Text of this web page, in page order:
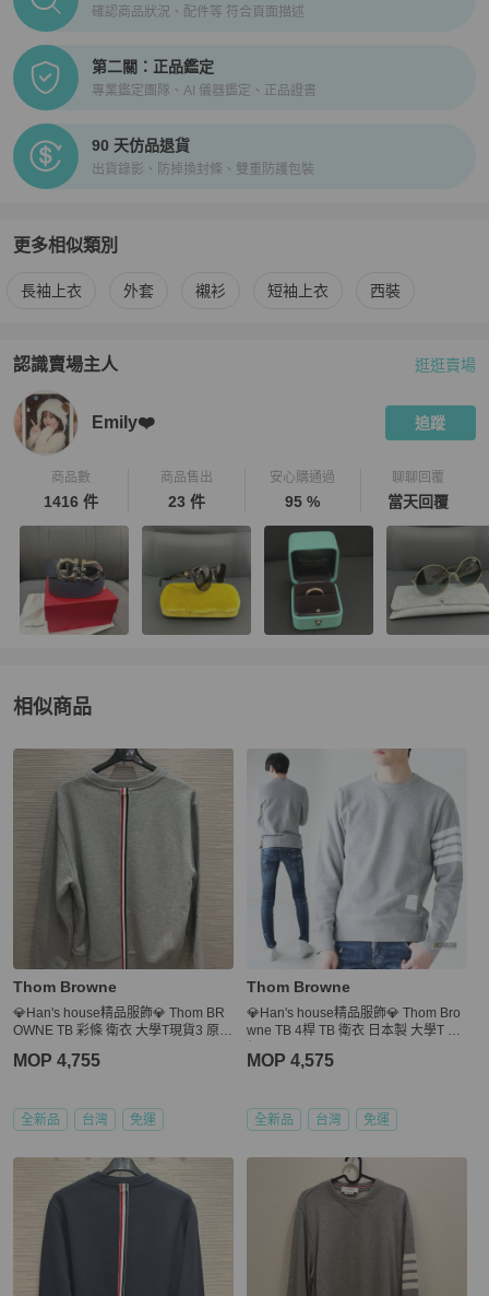
確認商品狀況、配件等 符合頁面描述
第二關：正品鑑定
專業鑑定團隊、AI 儀器鑑定、正品證書
90 天仿品退貨
出貨錄影、防掉換封條、雙重防護包裝
更多相似類別
更多Thom Browne男裝 相似商品推薦
長袖上衣 外套 襯衫 短袖上衣 西裝
認識賣場主人
PopChill 拍拍圈嚴選賣家
逛逛賣場
Emily❤️ 追蹤
商品數
1416 件
商品售出
23 件
安心購通過
95 %
聊聊回覆
當天回覆
相似商品
更多相似Thom Browne男裝推薦精品
Thom Browne
💎Han's house精品服飾💎 Thom BR
OWNE TB 彩條 衛衣 大學T現貨3 原價
MOP 4,755
全新品 台灣 免運
Thom Browne
💎Han's house精品服飾💎 Thom Bro
wne TB 4桿 TB 衛衣 日本製 大學T 原
MOP 4,575
全新品 台灣 免運